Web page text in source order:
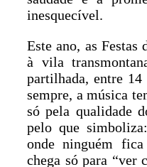
inesquecível.
Este ano, as
à vila
partilhada, entre
sempre, a música
só pela qualidade
pelo que
onde ninguém
chega só para “ver